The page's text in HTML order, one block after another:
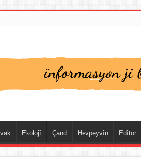
Ekolojî Çand Hevpeyvîn Edîtor